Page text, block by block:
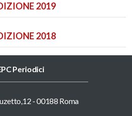
2019
2018
Periodici
- 00188 Roma